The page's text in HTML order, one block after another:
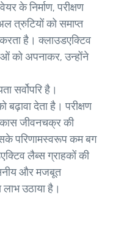
के निर्माण, परीक्षण
त्रुटियों को समाप्त
है। क्लाउडएक्टिव
को अपनाकर, उन्होंने
सर्वोपरि है।
देता है। परीक्षण
जीवनचक्र की
परिणामस्वरूप कम बग
लैब्स ग्राहकों की
और मजबूत
उठाया है।